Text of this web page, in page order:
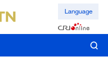
Language